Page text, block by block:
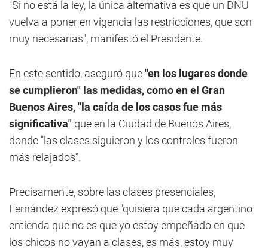
"Si no está la ley, la única alternativa es que un DNU
vuelva a poner en vigencia las restricciones, que son
muy necesarias", manifestó el Presidente.
En este sentido, aseguró que"en los lugares donde
se cumplieron" las medidas, como en el Gran
Buenos Aires, "la caída de los casos fue más
significativa" que en la Ciudad de Buenos Aires,
donde "las clases siguieron y los controles fueron
más relajados".
Precisamente, sobre las clases presenciales,
Fernández expresó que "quisiera que cada argentino
entienda que no es que yo estoy empeñado en que
los chicos no vayan a clases, es más, estoy muy